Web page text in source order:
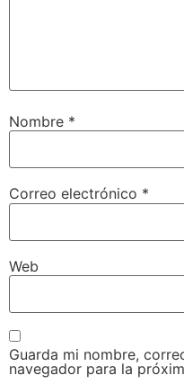
Nombre *
Correo electrónico *
Web
Guarda mi nombre,
navegador para la